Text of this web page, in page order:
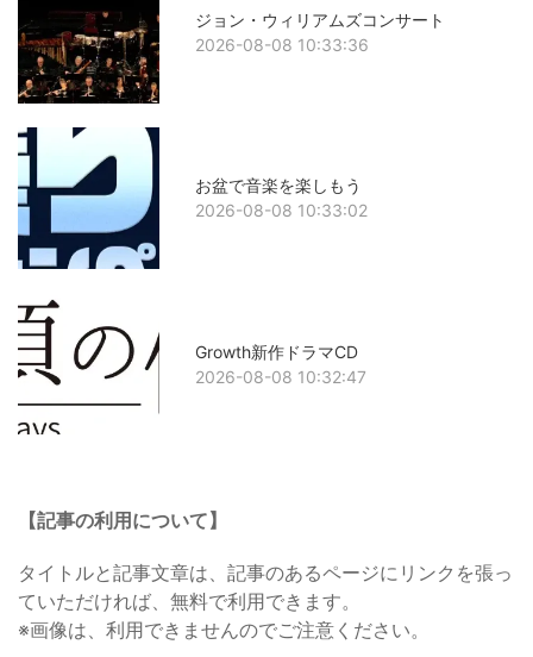
ジョン・ウィリアムズコンサート
2026-08-08 10:33:36
お盆で音楽を楽しもう
2026-08-08 10:33:02
Growth新作ドラマCD
2026-08-08 10:32:47
【記事の利用について】
タイトルと記事文章は、記事のあるページにリンクを張っ
ていただければ、無料で利用できます。
※画像は、利用できませんのでご注意ください。